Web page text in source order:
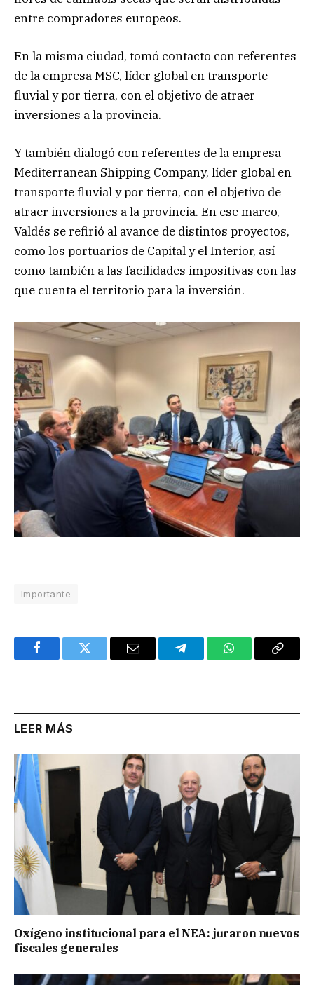
entre compradores europeos.
En la misma ciudad, tomó contacto con referentes
de la empresa MSC, líder global en transporte
fluvial y por tierra, con el objetivo de atraer
inversiones a la provincia.
Y también dialogó con referentes de la empresa
Mediterranean Shipping Company, líder global en
transporte fluvial y por tierra, con el objetivo de
atraer inversiones a la provincia. En ese marco,
Valdés se refirió al avance de distintos proyectos,
como los portuarios de Capital y el Interior, así
como también a las facilidades impositivas con las
que cuenta el territorio para la inversión.
Importante
FacebookTwitter Email TelegramWhatsAppCopy
LEER MÁS
Oxígeno institucional para el NEA: juraron nuevos
fiscales generales